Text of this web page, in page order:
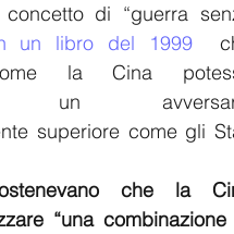
di “guerra
un libro del 1999
la Cina
un
superiore come gli
che la
“una